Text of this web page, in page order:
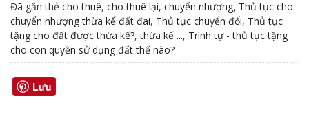
Đã gắn thẻ cho thuê, cho thuê lại, chuyển nhượng, Thủ tục cho
chuyển nhượng thừa kế đất đai, Thủ tục chuyển đổi, Thủ tục
tặng cho đất được thừa kế?,thừa kế ..., Trình tự - thủ tục tặng
cho con quyền sử dụng đất thế nào?
Lưu